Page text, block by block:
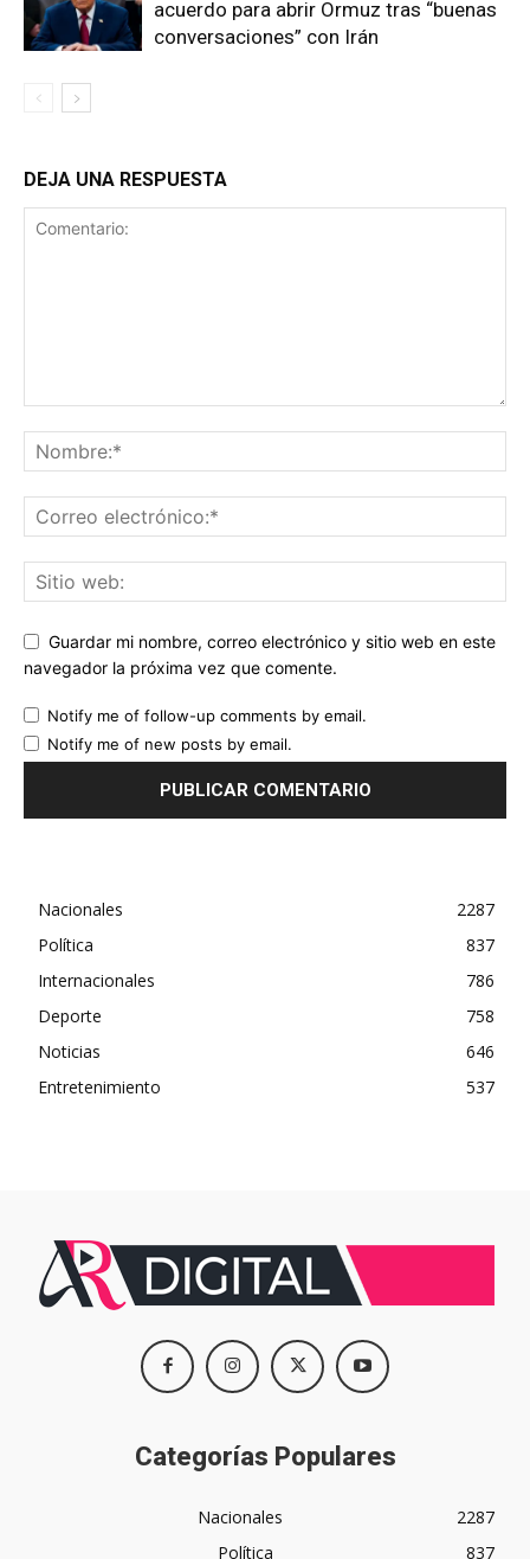
acuerdo para abrir Ormuz tras “buenas
conversaciones” con Irán
DEJA UNA RESPUESTA
Guardar mi nombre, correo electrónico y sitio web en este
navegador la próxima vez que comente.
Notify me of follow-up comments by email.
Notify me of new posts by email.
Nacionales
2287
Política
837
Internacionales
786
Deporte
758
Noticias
646
Entretenimiento
537
Categorías Populares
Nacionales
2287
Política
837